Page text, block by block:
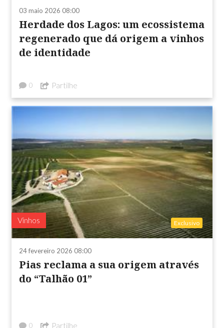
03 maio 2026 08:00
Herdade dos Lagos: um ecossistema
regenerado que dá origem a vinhos
de identidade
0 Partilhe
Vinhos Exclusivo
24 fevereiro 2026 08:00
Pias reclama a sua origem através
do “Talhão 01”
0 Partilhe